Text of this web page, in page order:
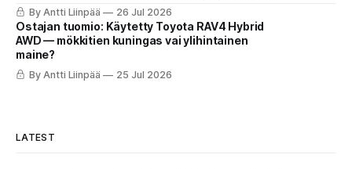
By Antti Liinpää 26 Jul 2026
Ostajan tuomio: Käytetty Toyota RAV4 Hybrid
AWD — mökkitien kuningas vai ylihintainen
maine?
By Antti Liinpää 25 Jul 2026
LATEST